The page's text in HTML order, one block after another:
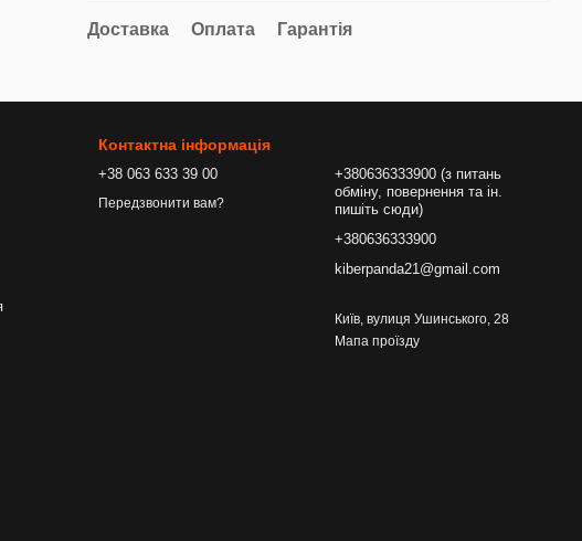
Доставка Оплата Гарантія
Контактна інформація
+38 063 633 39 00
Передзвонити вам?
+380636333900 (з питань
обміну, повернення та ін.
пишіть сюди)
+380636333900
kiberpanda21@gmail.com
Київ, вулиця Ушинського, 28
Мапа проїзду